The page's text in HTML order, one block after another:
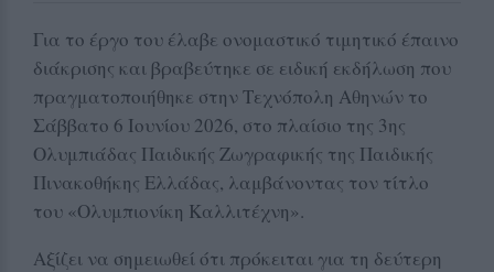
Για το έργο του έλαβε ονομαστικό τιμητικό έπαινο
διάκρισης και βραβεύτηκε σε ειδική εκδήλωση που
πραγματοποιήθηκε στην Τεχνόπολη Αθηνών το
Σάββατο 6 Ιουνίου 2026, στο πλαίσιο της 3ης
Ολυμπιάδας Παιδικής Ζωγραφικής της Παιδικής
Πινακοθήκης Ελλάδας, λαμβάνοντας τον τίτλο
του «Ολυμπιονίκη Καλλιτέχνη».
Αξίζει να σημειωθεί ότι πρόκειται για τη δεύτερη